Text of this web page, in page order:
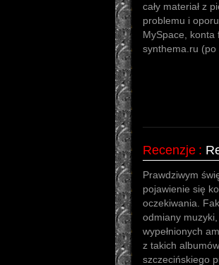
cały materiał z
problemu i
MySpace, konta
synthema.ru (po
Recenzje :
Prawdziwym
pojawienie się
oczekiwania.
odmiany
wypełnionych
z takich
szczecińskiego